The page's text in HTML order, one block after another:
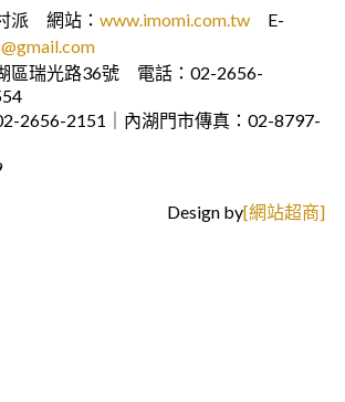
派 網站： www.imomi.com.tw E-
區瑞光路36號 電話：02-2656-
2656-2151｜內湖門市傳真：02-8797-
Design by[網站超商]